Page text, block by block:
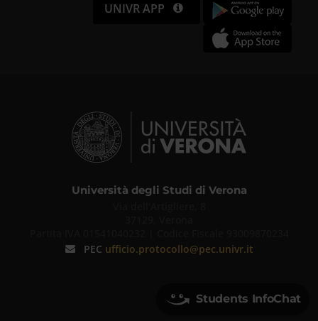
UNIVR APP
Università degli Studi di Verona
PEC ufficio.protocollo@pec.univr.it
Students InfoChat